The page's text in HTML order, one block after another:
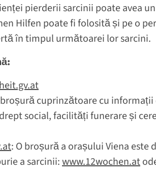
pierderii sarcinii poate avea
Hilfen poate fi folosită și pe o
în timpul următoarei lor sarcini.
broșură cuprinzătoare cu
social, facilități funerare și
: O broșură a orașului Viena
a sarcinii:www.12wochen.at